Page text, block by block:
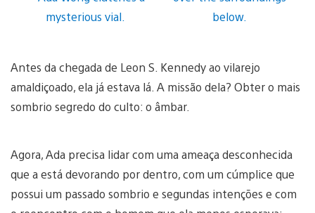
Antes da chegada de Leon S. Kennedy ao vilarejo
amaldiçoado, ela já estava lá. A missão dela? Obter o mais
sombrio segredo do culto: o âmbar.
Agora, Ada precisa lidar com uma ameaça desconhecida
que a está devorando por dentro, com um cúmplice que
possui um passado sombrio e segundas intenções e com